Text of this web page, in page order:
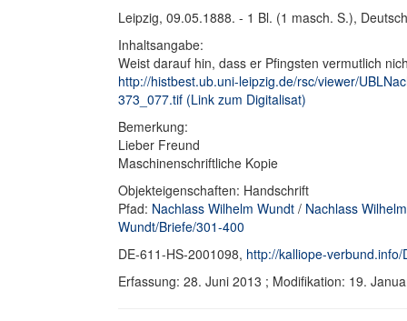
Leipzig, 09.05.1888. - 1 Bl. (1 masch. S.),
Inhaltsangabe:
Weist darauf hin, dass er Pfingsten vermutlich
http://histbest.ub.uni-leipzig.de/rsc/viewer/
373_077.tif (Link zum Digitalisat)
Bemerkung:
Lieber Freund
Maschinenschriftliche Kopie
Objekteigenschaften: Handschrift
Pfad: Nachlass Wilhelm Wundt / Nachlass
Wundt/Briefe/301-400
DE-611-HS-2001098, http://kalliope-
Erfassung: 28. Juni 2013 ; Modifikation: 19.